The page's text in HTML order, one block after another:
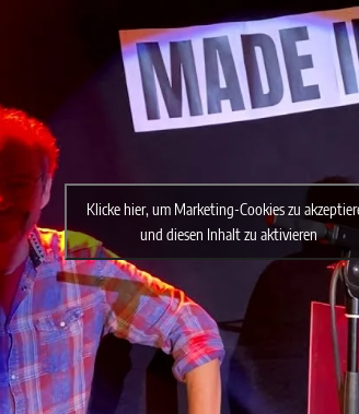
Klicke hier, um Marketing-Cookies zu
und diesen Inhalt zu aktivieren